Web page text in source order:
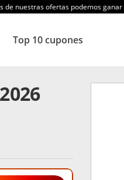
de nuestras ofertas podemos
Top 10 cupones